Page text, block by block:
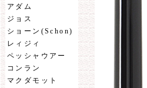
アダム
ジョス
ショーン(Schon)
レィジィ
ペッシャウアー
コンラン
マクダモット